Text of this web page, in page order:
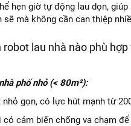
hẹn giờ tự động lau dọn, giúp
sẽ mà không cần can thiệp
robot lau nhà nào phù
phố nhỏ (< 80m²):
gọn, có lực hút mạnh từ
có cảm biến chống va chạm